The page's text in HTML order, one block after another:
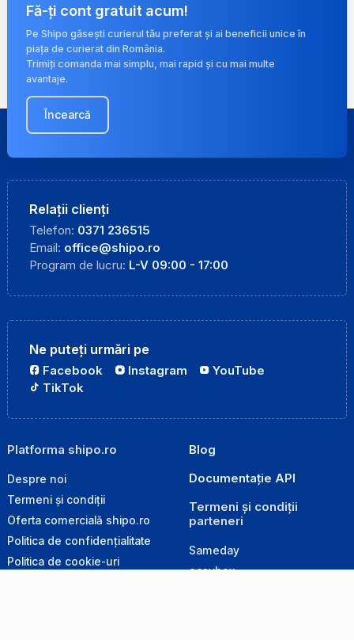
Fă-ți cont gratuit acum!
Pe Shipo găsești curierul tău preferat și ai beneficii unice în
piața de curierat din România.
Trimiți comanda mai simplu, mai rapid și cu mai multe
avantaje.
Încearcă
Relații clienți
Telefon: 0371 236515
Email: office@shipo.ro
Program de lucru: L-V 09:00 - 17:00
Ne puteți urmări pe
Facebook Instagram
YouTube
TikTok
Platforma shipo.ro
Despre noi
Termeni și condiții
Oferta comercială shipo.ro
Politica de confidențialitate
Politica de cookie-uri
Blog
Documentație API
Termeni și condiții
parteneri
Sameday
easybox